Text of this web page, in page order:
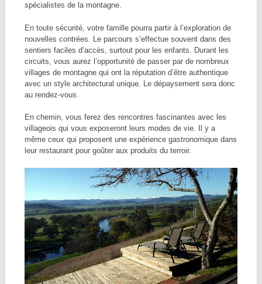
spécialistes de la montagne.
En toute sécurité, votre famille pourra partir à l’exploration de
nouvelles contrées. Le parcours s’effectue souvent dans des
sentiers faciles d’accès, surtout pour les enfants. Durant les
circuits, vous aurez l’opportunité de passer par de nombreux
villages de montagne qui ont la réputation d’être authentique
avec un style architectural unique. Le dépaysement sera donc
au rendez-vous.
En chemin, vous ferez des rencontres fascinantes avec les
villageois qui vous exposeront leurs modes de vie. Il y a
même ceux qui proposent une expérience gastronomique dans
leur restaurant pour goûter aux produits du terroir.